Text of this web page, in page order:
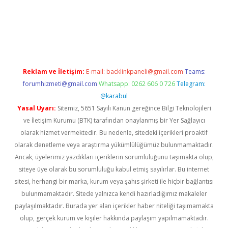
Reklam ve İletişim: E-mail: backlinkpaneli@gmail.com Teams:
forumhizmeti@gmail.com Whatsapp: 0262 606 0 726 Telegram:
@karabul
Yasal Uyarı: Sitemiz, 5651 Sayılı Kanun gereğince Bilgi Teknolojileri
ve İletişim Kurumu (BTK) tarafından onaylanmış bir Yer Sağlayıcı
olarak hizmet vermektedir. Bu nedenle, sitedeki içerikleri proaktif
olarak denetleme veya araştırma yükümlülüğümüz bulunmamaktadır.
Ancak, üyelerimiz yazdıkları içeriklerin sorumluluğunu taşımakta olup,
siteye üye olarak bu sorumluluğu kabul etmiş sayılırlar. Bu internet
sitesi, herhangi bir marka, kurum veya şahıs şirketi ile hiçbir bağlantısı
bulunmamaktadır. Sitede yalnızca kendi hazırladığımız makaleler
paylaşılmaktadır. Burada yer alan içerikler haber niteliği taşımamakta
olup, gerçek kurum ve kişiler hakkında paylaşım yapılmamaktadır.